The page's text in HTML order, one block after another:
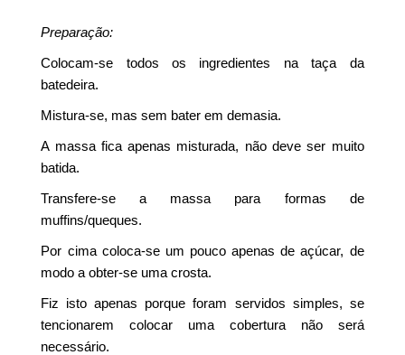
Preparação:
Colocam-se todos os ingredientes na taça da
batedeira.
Mistura-se, mas sem bater em demasia.
A massa fica apenas misturada, não deve ser muito
batida.
Transfere-se a massa para formas de
muffins/queques.
Por cima coloca-se um pouco apenas de açúcar, de
modo a obter-se uma crosta.
Fiz isto apenas porque foram servidos simples, se
tencionarem colocar uma cobertura não será
necessário.